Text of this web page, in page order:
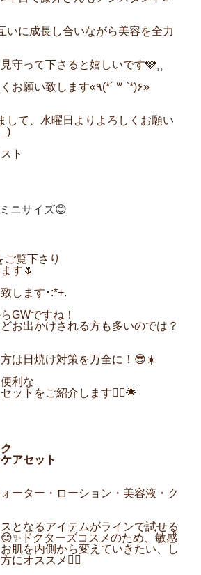
いに成長し合いながら美容を全力
守って下さると嬉しいです🩶‪⸒⸒
これからもよろしくお願い致します«٩(*´ ꒳ `*)۶»
して、水曜日よりよろしくお願い
ト
ニサイズ😊
ご覧下さり
す 🌷
します･ :*+.
GWですね！
お出かけされる方も多いのでは？
は日焼け対策を万全に！ 😎☀️
利な
ットをご紹介します💁‍♀️🌟
アセット
ーター・ ローション・美容液・ ク
となるアイテムがラインで試せる
ドクターズコスメのため、敏感
肌を内側から変えていきたい、し
にオススメ💁‍♀️